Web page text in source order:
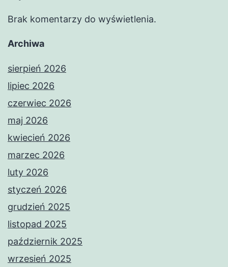
Brak komentarzy do wyświetlenia.
Archiwa
sierpień 2026
lipiec 2026
czerwiec 2026
maj 2026
kwiecień 2026
marzec 2026
luty 2026
styczeń 2026
grudzień 2025
listopad 2025
październik 2025
wrzesień 2025